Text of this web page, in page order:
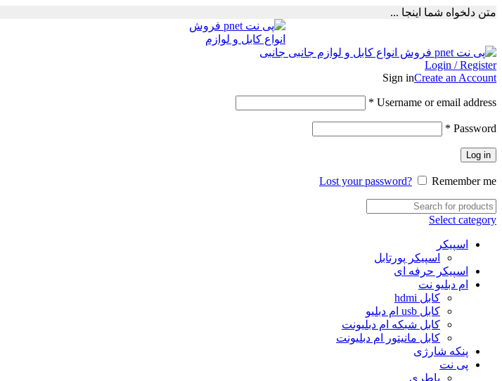
متن دلخواه شما اینجا ...
Login / Register
Sign inCreate an Account
Username or email address
*
Password
*
Log in
Lost your password? Remember me
Select category
اسپیکر
اسپیکر پورتابل
اسپیکر حرفه ای
ام دبلیو نت
کابل hdmi
کابل usb ام دبلیو
کابل شبکه ام دبلیونت
کابل مانیتور ام دبلیونت
پنکه شارژی
پی نت
باطری